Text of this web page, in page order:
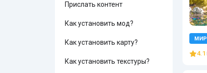
Прислать контент
Как установить мод?
Как установить карту?
Как установить текстуры?
МИР
4.1